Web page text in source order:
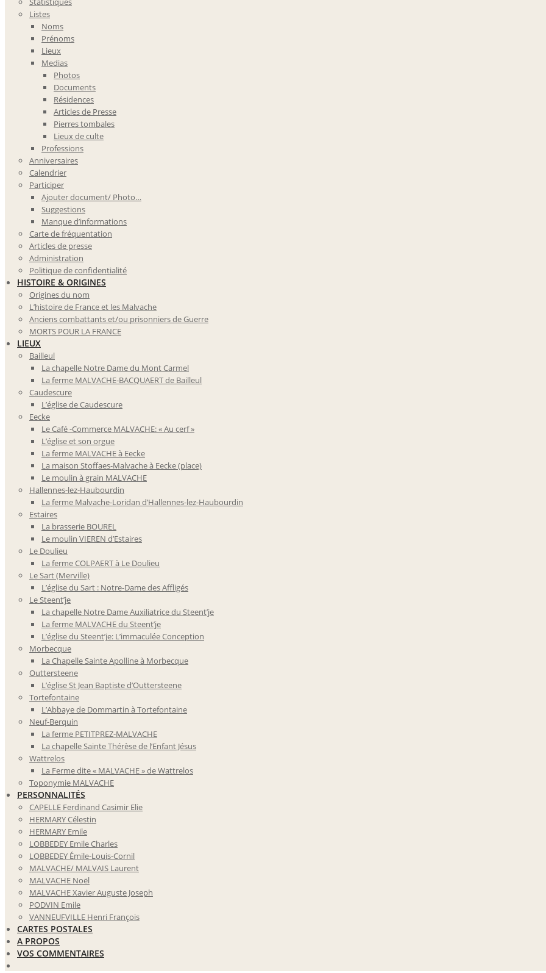
Listes
Noms
Prénoms
Lieux
Medias
Photos
Documents
Résidences
Articles de Presse
Pierres tombales
Lieux de culte
Professions
Anniversaires
Calendrier
Participer
Ajouter document/ Photo…
Suggestions
Manque d’informations
Carte de fréquentation
Articles de presse
Administration
Politique de confidentialité
HISTOIRE & ORIGINES
Origines du nom
L’histoire de France et les Malvache
Anciens combattants et/ou prisonniers de Guerre
MORTS POUR LA FRANCE
LIEUX
Bailleul
La chapelle Notre Dame du Mont Carmel
La ferme MALVACHE-BACQUAERT de Bailleul
Caudescure
L’église de Caudescure
Eecke
Le Café -Commerce MALVACHE: « Au cerf »
L’église et son orgue
La ferme MALVACHE à Eecke
La maison Stoffaes-Malvache à Eecke (place)
Le moulin à grain MALVACHE
Hallennes-lez-Haubourdin
La ferme Malvache-Loridan d’Hallennes-lez-Haubourdin
Estaires
La brasserie BOUREL
Le moulin VIEREN d’Estaires
Le Doulieu
La ferme COLPAERT à Le Doulieu
Le Sart (Merville)
L’église du Sart : Notre-Dame des Affligés
Le Steent’je
La chapelle Notre Dame Auxiliatrice du Steent’je
La ferme MALVACHE du Steent’je
L’église du Steent’je: L’immaculée Conception
Morbecque
La Chapelle Sainte Apolline à Morbecque
Outtersteene
L’église St Jean Baptiste d’Outtersteene
Tortefontaine
L’Abbaye de Dommartin à Tortefontaine
Neuf-Berquin
La ferme PETITPREZ-MALVACHE
La chapelle Sainte Thérèse de l’Enfant Jésus
Wattrelos
La Ferme dite « MALVACHE » de Wattrelos
Toponymie MALVACHE
PERSONNALITÉS
CAPELLE Ferdinand Casimir Elie
HERMARY Célestin
HERMARY Emile
LOBBEDEY Emile Charles
LOBBEDEY Émile-Louis-Cornil
MALVACHE/ MALVAIS Laurent
MALVACHE Noël
MALVACHE Xavier Auguste Joseph
PODVIN Emile
VANNEUFVILLE Henri François
CARTES POSTALES
A PROPOS
VOS COMMENTAIRES